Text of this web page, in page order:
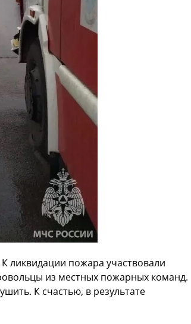
ликвидации пожара участвовали
из местных пожарных команд.
К счастью, в результате